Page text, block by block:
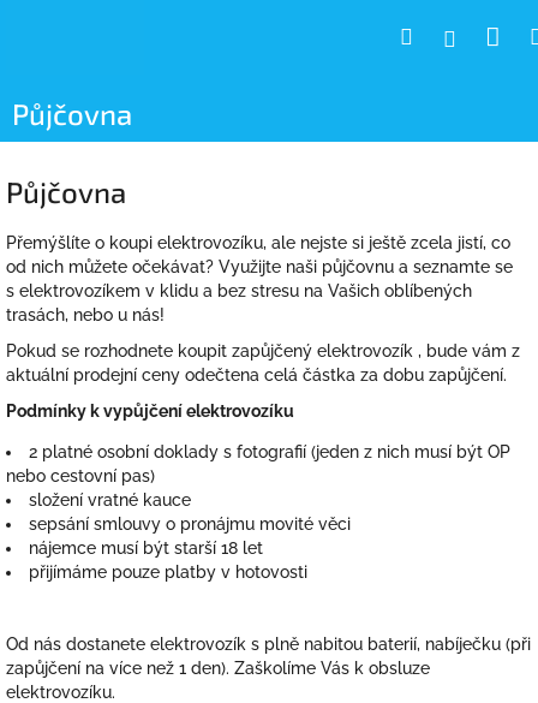
Hledat
Půjčovna
Půjčovna
Přemýšlíte o koupi elektrovozíku, ale nejste si ještě zcela jistí, co
od nich můžete očekávat? Využijte naši půjčovnu a seznamte se
s elektrovozíkem v klidu a bez stresu na Vašich oblíbených
trasách, nebo u nás!
Pokud se rozhodnete koupit zapůjčený elektrovozík , bude vám z
aktuální prodejní ceny odečtena celá částka za dobu zapůjčení.
Podmínky k vypůjčení elektrovozíku
2 platné osobní doklady s fotografií (jeden z nich musí být OP
nebo cestovní pas)
složení vratné kauce
sepsání smlouvy o pronájmu movité věci
nájemce musí být starší 18 let
přijímáme pouze platby v hotovosti
Od nás dostanete elektrovozík s plně nabitou baterií, nabíječku (při
zapůjčení na více než 1 den). Zaškolíme Vás k obsluze
elektrovozíku.